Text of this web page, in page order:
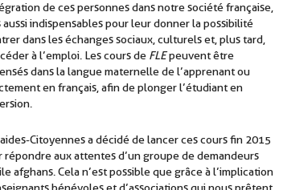
de ces personnes dans notre société française,
aussi indispensables pour leur donner la possibilité
dans les échanges sociaux, culturels et, plus tard,
à l’emploi. Les cours de FLEpeuvent être
dans la langue maternelle de l’apprenant ou
en français, afin de plonger l’étudiant en
Citoyennes a décidé de lancer ces cours fin 2015
répondre aux attentes d’un groupe de demandeurs
afghans. Cela n’est possible que grâce à l’implication